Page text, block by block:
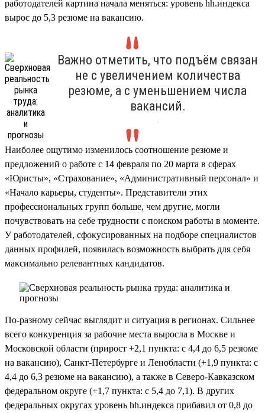
работодателей картина начала меняться: уровень hh.индекса
вырос до 5,3 резюме на вакансию.
Важно отметить, что подъём связан
не с увеличением количества
резюме, а с уменьшением числа
вакансий.
.
Наиболее ощутимо изменилось соотношение резюме и
предложений о работе с 14 февраля по 20 марта в сферах
«Юристы», «Страхование», «Административный персонал» и
«Начало карьеры, студенты». Представители этих
профессиональных групп больше, чем другие, могли
почувствовать на себе трудности с поиском работы в моменте.
У работодателей, сфокусированных на подборе специалистов
данных профилей, появилась возможность выбрать для себя
максимально релевантных кандидатов.
По-разному сейчас выглядит и ситуация в регионах. Сильнее
всего конкуренция за рабочие места выросла в Москве и
Московской области (прирост +2,1 пункта: с 4,4 до 6,5 резюме
на вакансию), Санкт-Петербурге и Ленобласти (+1,9 пункта: с
4,4 до 6,3 резюме на вакансию), а также в Северо-Кавказском
федеральном округе (+1,7 пункта: с 5,4 до 7,1). В других
федеральных округах уровень hh.индекса прибавил от 0,8 до